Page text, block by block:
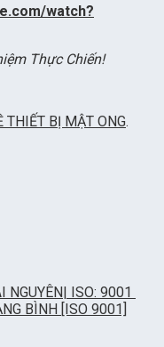
watch?
Thực Chiến!
THIẾT BỊ MẬT ONG.
NGUYÊN| ISO: 9001
BÌNH [ISO 9001]